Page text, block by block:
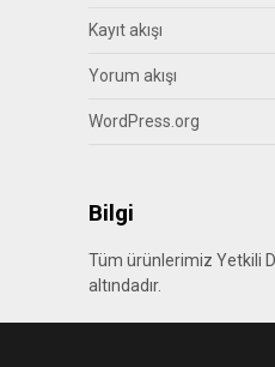
Kayıt akışı
Yorum akışı
WordPress.org
Bilgi
Tüm ürünlerimiz Yetkili
altındadır.